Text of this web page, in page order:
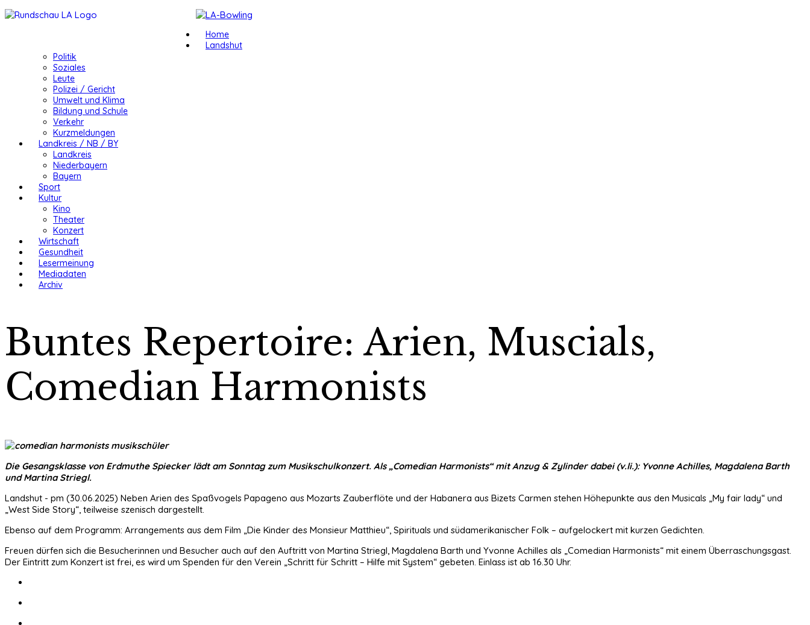
Home
Landshut
Politik
Soziales
Leute
Polizei / Gericht
Umwelt und Klima
Bildung und Schule
Verkehr
Kurzmeldungen
Landkreis / NB / BY
Landkreis
Niederbayern
Bayern
Sport
Kultur
Kino
Theater
Konzert
Wirtschaft
Gesundheit
Lesermeinung
Mediadaten
Archiv
Buntes Repertoire: Arien, Muscials,
Comedian Harmonists
Die Gesangsklasse von Erdmuthe Spiecker lädt am Sonntag zum Musikschulkonzert. Als „Comedian Harmonists“ mit Anzug & Zylinder dabei (v.li.): Yvonne Achilles, Magdalena Barth
und Martina Striegl.
Landshut - pm (30.06.2025) Neben Arien des Spaßvogels Papageno aus Mozarts Zauberflöte und der Habanera aus Bizets Carmen stehen Höhepunkte aus den Musicals „My fair lady“ und
„West Side Story“, teilweise szenisch dargestellt.
Ebenso auf dem Programm: Arrangements aus dem Film „Die Kinder des Monsieur Matthieu“, Spirituals und südamerikanischer Folk – aufgelockert mit kurzen Gedichten.
Freuen dürfen sich die Besucherinnen und Besucher auch auf den Auftritt von Martina Striegl, Magdalena Barth und Yvonne Achilles als „Comedian Harmonists“ mit einem Überraschungsgast.
Der Eintritt zum Konzert ist frei, es wird um Spenden für den Verein „Schritt für Schritt – Hilfe mit System“ gebeten. Einlass ist ab 16.30 Uhr.